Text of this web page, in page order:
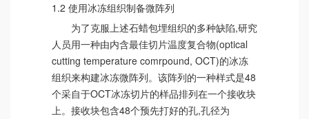
1.2 使用冰冻组织制备微阵列
为了克服上述石蜡包埋组织的多种缺陷,研究
人员用一种由内含最佳切片温度复合物(optical
cutting temperature comrpound, OCT)的冰冻
组织来构建冰冻微阵列。该阵列的一种样式是48
个采自于OCT冰冻切片的样品排列在一个接收块
上。接收块包含48个预先打好的孔,孔径为